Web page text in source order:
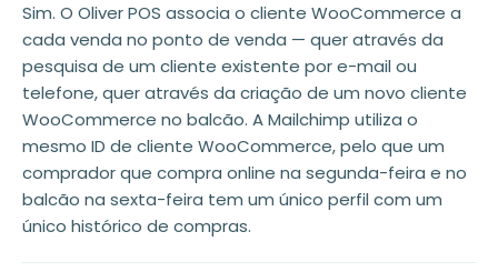
Sim. O Oliver POS associa o cliente WooCommerce a
cada venda no ponto de venda — quer através da
pesquisa de um cliente existente por e-mail ou
telefone, quer através da criação de um novo cliente
WooCommerce no balcão. A Mailchimp utiliza o
mesmo ID de cliente WooCommerce, pelo que um
comprador que compra online na segunda-feira e no
balcão na sexta-feira tem um único perfil com um
único histórico de compras.